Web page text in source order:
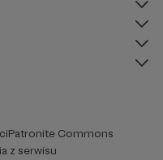
Patronite Commons
z serwisu